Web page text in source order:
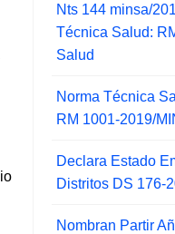
Nts 144 minsa/
Técnica Salud:
Salud
Norma Técnica
RM 1001-2019/
Declara Estado
Distritos DS 176-
Nombran Partir